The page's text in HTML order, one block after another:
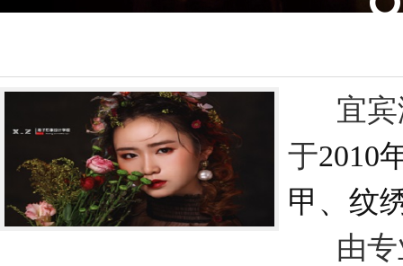
宜
于2010
甲、纹
由专